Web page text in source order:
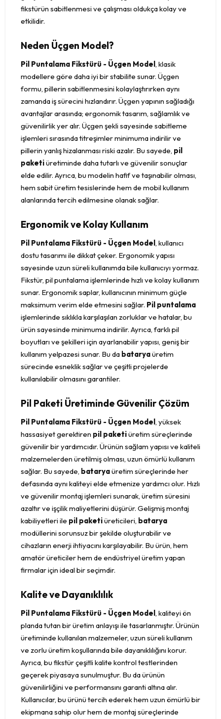
fikstürün sabitlenmesi ve çalışması oldukça kolay ve
etkilidir.
Neden Üçgen Model?
Pil Puntalama Fikstürü - Üçgen Model , klasik
modellere göre daha iyi bir stabilite sunar. Üçgen
formu, pillerin sabitlenmesini kolaylaştırırken aynı
zamanda iş sürecini hızlandırır. Üçgen yapının sağladığı
avantajlar arasında; ergonomik tasarım, sağlamlık ve
güvenilirlik yer alır. Üçgen şekli sayesinde sabitleme
işlemleri sırasında titreşimler minimuma indirilir ve
pillerin yanlış hizalanması riski azalır. Bu sayede, pil
paketiüretiminde daha tutarlı ve güvenilir sonuçlar
elde edilir. Ayrıca, bu modelin hafif ve taşınabilir olması,
hem sabit üretim tesislerinde hem de mobil kullanım
alanlarında tercih edilmesine olanak sağlar.
Ergonomik ve Kolay Kullanım
Pil Puntalama Fikstürü - Üçgen Model , kullanıcı
dostu tasarımı ile dikkat çeker. Ergonomik yapısı
sayesinde uzun süreli kullanımda bile kullanıcıyı yormaz.
Fikstür, pil puntalama işlemlerinde hızlı ve kolay kullanım
sunar. Ergonomik saplar, kullanıcının minimum güçle
maksimum verim elde etmesini sağlar. Pil puntalama
işlemlerinde sıklıkla karşılaşılan zorluklar ve hatalar, bu
ürün sayesinde minimuma indirilir. Ayrıca, farklı pil
boyutları ve şekilleri için ayarlanabilir yapısı, geniş bir
kullanım yelpazesi sunar. Bu da bataryaüretim
sürecinde esneklik sağlar ve çeşitli projelerde
kullanılabilir olmasını garantiler.
Pil Paketi Üretiminde Güvenilir Çözüm
Pil Puntalama Fikstürü - Üçgen Model , yüksek
hassasiyet gerektiren pil paketiüretim süreçlerinde
güvenilir bir yardımcıdır. Ürünün sağlam yapısı ve kaliteli
malzemelerden üretilmiş olması, uzun ömürlü kullanım
sağlar. Bu sayede, bataryaüretim süreçlerinde her
defasında aynı kaliteyi elde etmenize yardımcı olur. Hızlı
ve güvenilir montaj işlemleri sunarak, üretim süresini
azaltır ve işçilik maliyetlerini düşürür. Gelişmiş montaj
kabiliyetleri ile pil paketiüreticileri, batarya
modüllerini sorunsuz bir şekilde oluşturabilir ve
cihazların enerji ihtiyacını karşılayabilir. Bu ürün, hem
amatör üreticiler hem de endüstriyel üretim yapan
firmalar için ideal bir seçimdir.
Kalite ve Dayanıklılık
Pil Puntalama Fikstürü - Üçgen Model , kaliteyi ön
planda tutan bir üretim anlayışı ile tasarlanmıştır. Ürünün
üretiminde kullanılan malzemeler, uzun süreli kullanım
ve zorlu üretim koşullarında bile dayanıklılığını korur.
Ayrıca, bu fikstür çeşitli kalite kontrol testlerinden
geçerek piyasaya sunulmuştur. Bu da ürünün
güvenilirliğini ve performansını garanti altına alır.
Kullanıcılar, bu ürünü tercih ederek hem uzun ömürlü bir
ekipmana sahip olur hem de montaj süreçlerinde